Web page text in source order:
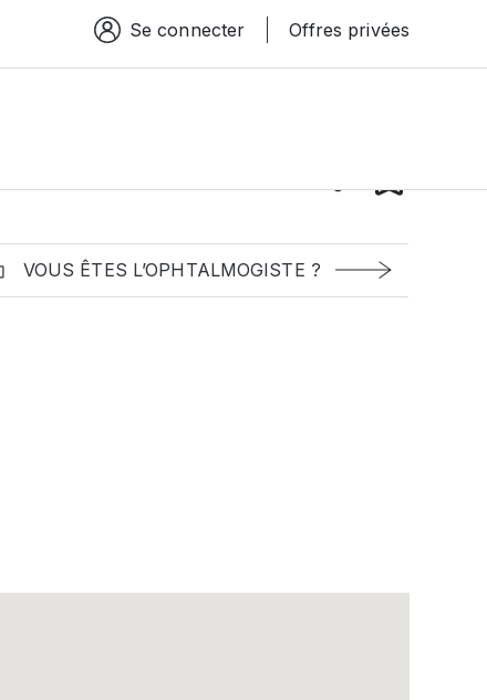
Espace connexion
Se connecter Offres privées
VOUS ÊTES L’OPHTALMOGISTE ?